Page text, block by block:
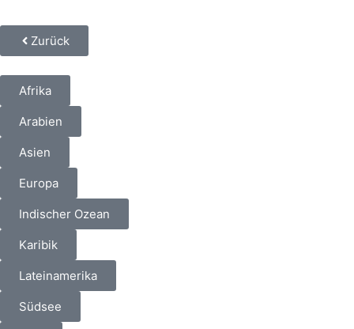
Zurück
Afrika
Arabien
Asien
Europa
Indischer Ozean
Karibik
Lateinamerika
Südsee